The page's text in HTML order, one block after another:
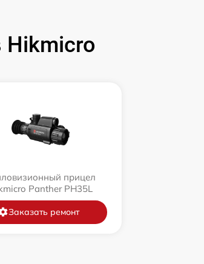
прицел
Panther PH35L
Заказать ремонт